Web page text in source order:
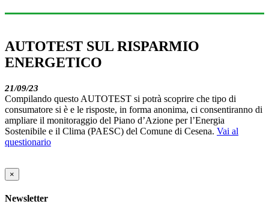
AUTOTEST SUL RISPARMIO
ENERGETICO
21/09/23
Compilando questo AUTOTEST si potrà scoprire che tipo di
consumatore si è e le risposte, in forma anonima, ci consentiranno di
ampliare il monitoraggio del Piano d’Azione per l’Energia
Sostenibile e il Clima (PAESC) del Comune di Cesena. Vai al
questionario
×
Newsletter